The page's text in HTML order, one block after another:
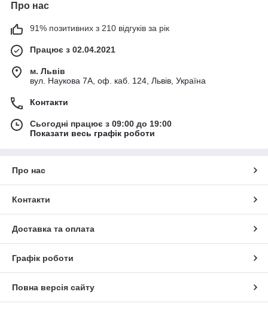
Про нас
91% позитивних з 210 відгуків за рік
Працює з 02.04.2021
м. Львів
вул. Наукова 7А, оф. каб. 124, Львів, Україна
Контакти
Сьогодні працює з 09:00 до 19:00
Показати весь графік роботи
Про нас
Контакти
Доставка та оплата
Графік роботи
Повна версія сайту